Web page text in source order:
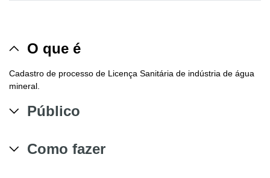
O que é
Cadastro de processo de Licença Sanitária de indústria de água
mineral.
Público
Como fazer